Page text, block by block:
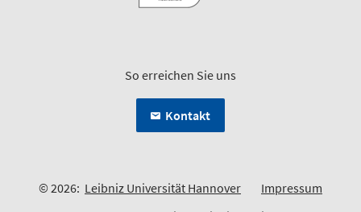
So erreichen Sie uns
Kontakt
© 2026: Leibniz Universität Hannover
Impressum